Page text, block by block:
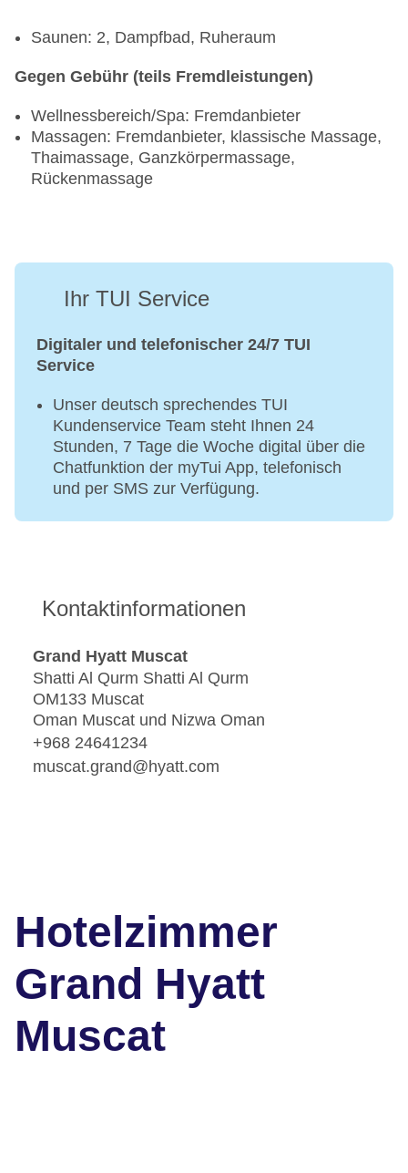
Saunen: 2, Dampfbad, Ruheraum
Gegen Gebühr (teils Fremdleistungen)
Wellnessbereich/Spa: Fremdanbieter
Massagen: Fremdanbieter, klassische Massage,
Thaimassage, Ganzkörpermassage,
Rückenmassage
Ihr TUI Service
Digitaler und telefonischer 24/7 TUI
Service
Unser deutsch sprechendes TUI
Kundenservice Team steht Ihnen 24
Stunden, 7 Tage die Woche digital über die
Chatfunktion der myTui App, telefonisch
und per SMS zur Verfügung.
Kontaktinformationen
Grand Hyatt Muscat
Shatti Al Qurm Shatti Al Qurm
OM133 Muscat
Oman Muscat und Nizwa Oman
+968 24641234
muscat.grand@hyatt.com
Hotelzimmer
Grand Hyatt
Muscat